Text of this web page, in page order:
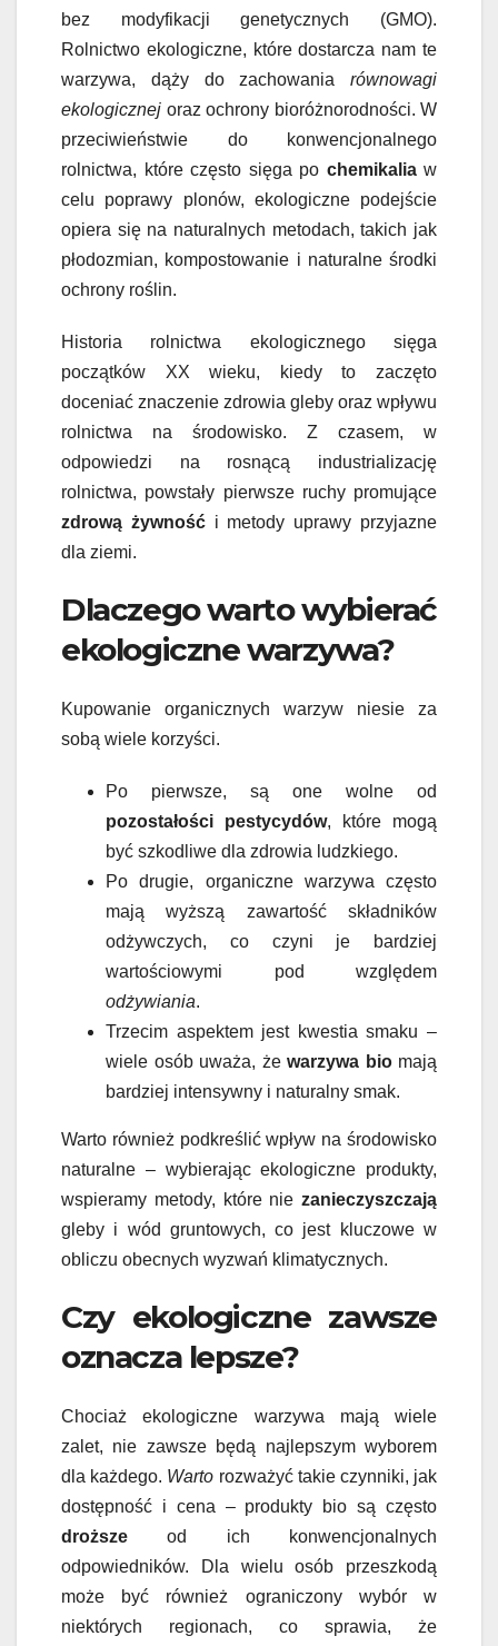
bez modyfikacji genetycznych (GMO).
Rolnictwo ekologiczne, które dostarcza nam te
warzywa, dąży do zachowania równowagi
ekologicznej oraz ochrony bioróżnorodności. W
przeciwieństwie do konwencjonalnego
rolnictwa, które często sięga po chemikaliaw
celu poprawy plonów, ekologiczne podejście
opiera się na naturalnych metodach, takich jak
płodozmian, kompostowanie i naturalne środki
ochrony roślin.
Historia rolnictwa ekologicznego sięga
początków XX wieku, kiedy to zaczęto
doceniać znaczenie zdrowia gleby oraz wpływu
rolnictwa na środowisko. Z czasem, w
odpowiedzi na rosnącą industrializację
rolnictwa, powstały pierwsze ruchy promujące
zdrową żywnośći metody uprawy przyjazne
dla ziemi.
Dlaczego warto wybierać
ekologiczne warzywa?
Kupowanie organicznych warzyw niesie za
sobą wiele korzyści.
Po pierwsze, są one wolne od
pozostałości pestycydów, które mogą
być szkodliwe dla zdrowia ludzkiego.
Po drugie, organiczne warzywa często
mają wyższą zawartość składników
odżywczych, co czyni je bardziej
wartościowymi pod względem
odżywiania.
Trzecim aspektem jest kwestia smaku –
wiele osób uważa, że warzywa biomają
bardziej intensywny i naturalny smak.
Warto również podkreślić wpływ na środowisko
naturalne – wybierając ekologiczne produkty,
wspieramy metody, które nie zanieczyszczają
gleby i wód gruntowych, co jest kluczowe w
obliczu obecnych wyzwań klimatycznych.
Czy ekologiczne zawsze
oznacza lepsze?
Chociaż ekologiczne warzywa mają wiele
zalet, nie zawsze będą najlepszym wyborem
dla każdego. Warto rozważyć takie czynniki, jak
dostępność i cena – produkty bio są często
droższe od ich konwencjonalnych
odpowiedników. Dla wielu osób przeszkodą
może być również ograniczony wybór w
niektórych regionach, co sprawia, że